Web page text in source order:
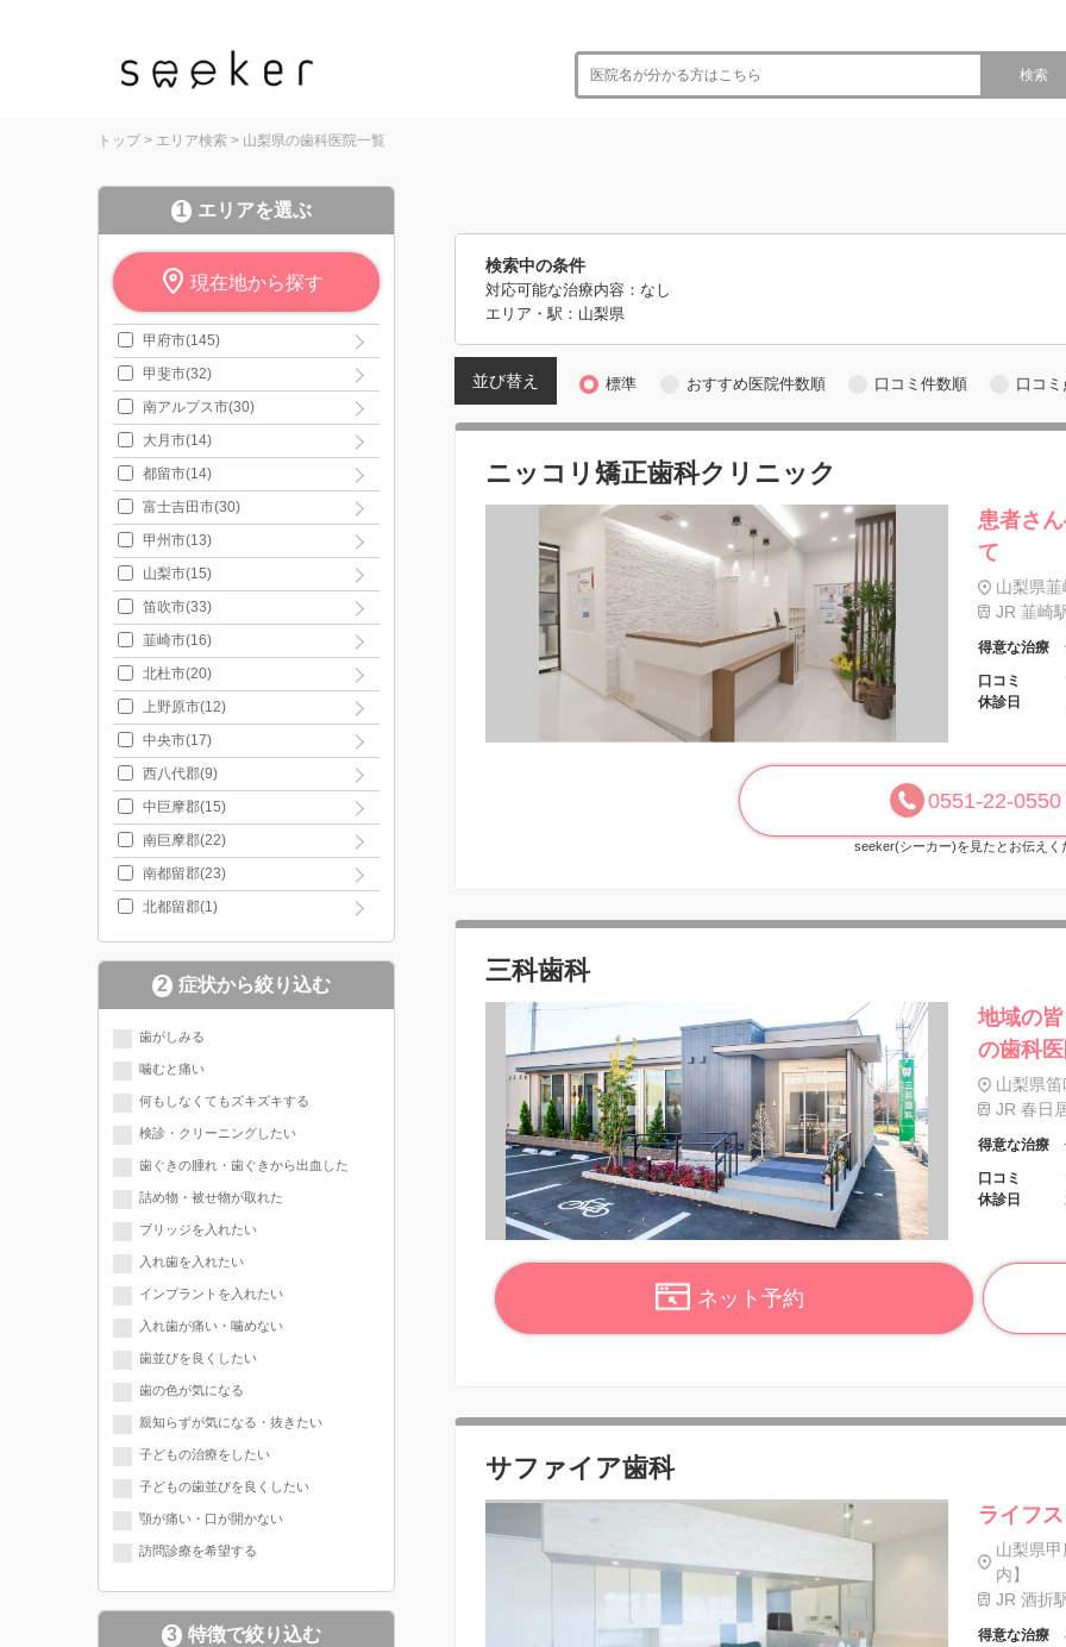
検索
トップ > エリア検索 > 山梨県の歯科医院一覧
1 エリアを選ぶ
現在地から探す
甲府市(145)
甲斐市(32)
南アルプス市(30)
大月市(14)
都留市(14)
富士吉田市(30)
甲州市(13)
山梨市(15)
笛吹市(33)
韮崎市(16)
北杜市(20)
上野原市(12)
中央市(17)
西八代郡(9)
中巨摩郡(15)
南巨摩郡(22)
南都留郡(23)
北都留郡(1)
2 症状から絞り込む
歯がしみる
噛むと痛い
何もしなくてもズキズキする
検診・クリーニングしたい
歯ぐきの腫れ・歯ぐきから出血した
詰め物・被せ物が取れた
ブリッジを入れたい
入れ歯を入れたい
インプラントを入れたい
入れ歯が痛い・噛めない
歯並びを良くしたい
歯の色が気になる
親知らずが気になる・抜きたい
子どもの治療をしたい
子どもの歯並びを良くしたい
顎が痛い・口が開かない
訪問診療を希望する
3 特徴で絞り込む
検索中の条件
対応可能な治療内容：なし
エリア・駅：山梨県
並び替え 標準 おすすめ医院件数順 口コミ件数順 口コ
ニッコリ矯正歯科クリニック
患者さ
て
山梨県
JR 韮崎
得意な治療
口コミ
休診日
0551-22-0550
seeker(シーカー)を見たとお伝えく
三科歯科
地域の
の歯科
山梨県
JR 春日
得意な治療
口コミ
休診日
ネット予約
サファイア歯科
ライフ
山梨県
内】
JR 酒折
得意な治療